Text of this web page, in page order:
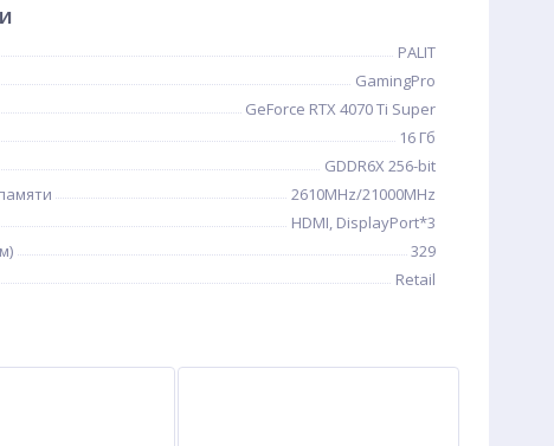
PALIT
GamingPro
GeForce RTX 4070 Ti Super
16 Гб
GDDR6X 256-bit
2610MHz/21000MHz
HDMI, DisplayPort*3
329
Retail